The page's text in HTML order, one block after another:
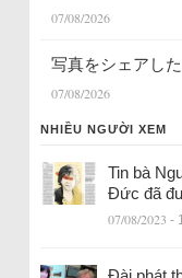
07/08/2026
写真をシェアし
07/08/2026
NHIỀU NGƯỜI XEM
Tin bà
Đức đã
07/08/2023 -